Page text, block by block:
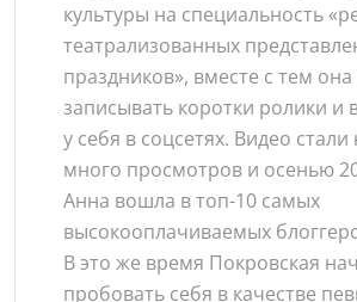
культуры на специальность
театрализованных
праздников», вместе с тем
записывать коротки ролики и
у себя в соцсетях. Видео
много просмотров и осенью
Анна вошла в топ-10 самых
высокооплачиваемых
В это же время Покровская
пробовать себя в качестве